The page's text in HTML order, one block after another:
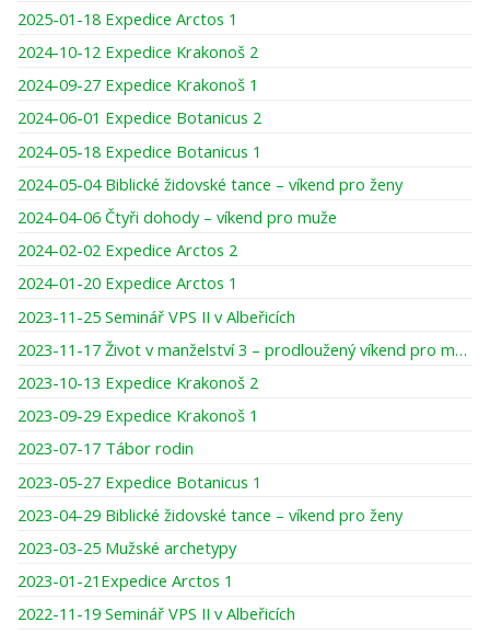
2025-01-18 Expedice Arctos 1
2024-10-12 Expedice Krakonoš 2
2024-09-27 Expedice Krakonoš 1
2024-06-01 Expedice Botanicus 2
2024-05-18 Expedice Botanicus 1
2024-05-04 Biblické židovské tance – víkend pro ženy
2024-04-06 Čtyři dohody – víkend pro muže
2024-02-02 Expedice Arctos 2
2024-01-20 Expedice Arctos 1
2023-11-25 Seminář VPS II v Albeřicích
2023-11-17 Život v manželství 3 – prodloužený víkend pro muže
2023-10-13 Expedice Krakonoš 2
2023-09-29 Expedice Krakonoš 1
2023-07-17 Tábor rodin
2023-05-27 Expedice Botanicus 1
2023-04-29 Biblické židovské tance – víkend pro ženy
2023-03-25 Mužské archetypy
2023-01-21Expedice Arctos 1
2022-11-19 Seminář VPS II v Albeřicích